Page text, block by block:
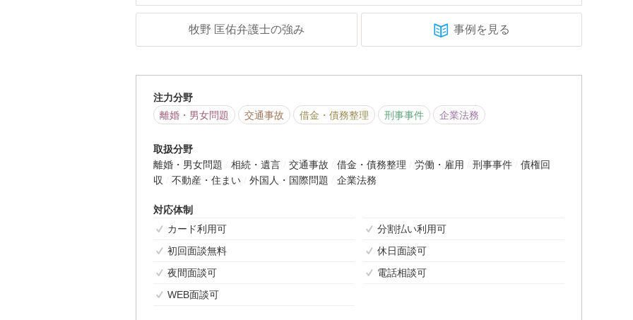
牧野 匡佑弁護士の強み 事例を見る
注力分野
離婚・男女問題
交通事故 借金・債務整理 刑事事件 企業法務
取扱分野
離婚・男女問題
相続・遺言 交通事故 借金・債務整理 労働・雇用 刑事事件
債権回
収
不動産・住まい 外国人・国際問題 企業法務
対応体制
カード利用可
分割払い利用可
初回面談無料
休日面談可
夜間面談可
電話相談可
WEB面談可